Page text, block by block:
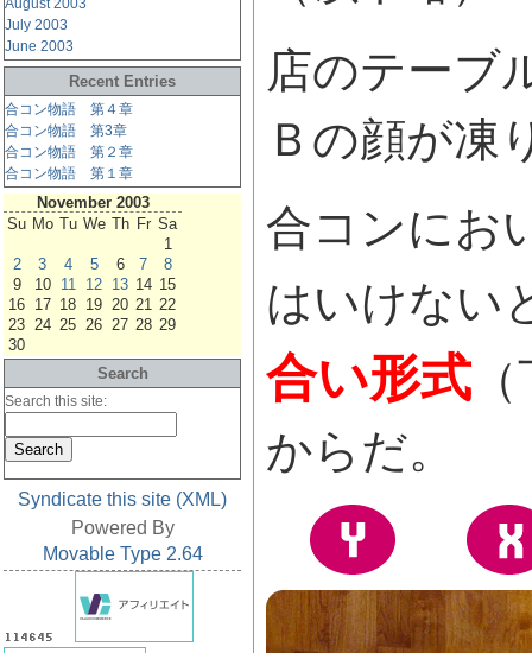
August 2003
July 2003
June 2003
Recent Entries
合コン物語 第４章
合コン物語 第3章
合コン物語 第２章
合コン物語 第１章
November 2003
Su Mo Tu We Th Fr Sa
1
2
3 4 5 6 7
8
9
10 11 12 13 14 15
16 17 18 19 20 21 22
23 24 25 26 27 28 29
30
Search
Search this site:
Syndicate this site (XML)
Powered By
Movable Type 2.64
店のテーブ
Ｂの顔が凍
合コンにお
はいけない
合い形式（
からだ。